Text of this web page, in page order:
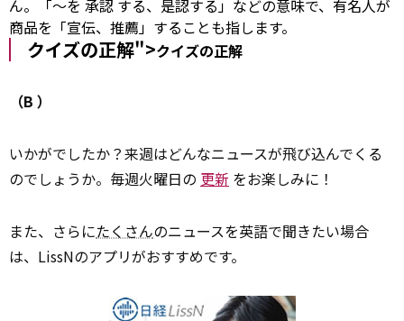
ん。「～を 承認 する、是認する」などの意味で、有名人が
商品を「宣伝、推薦」することも指します。
クイズの正解">クイズの正解
（B ）
いかがでしたか？来週はどんなニュースが飛び込んでくる
のでしょうか。毎週火曜日の 更新 をお楽しみに！
また、さらにたくさんのニュースを英語で聞きたい場合
は、LissNのアプリがおすすめです。